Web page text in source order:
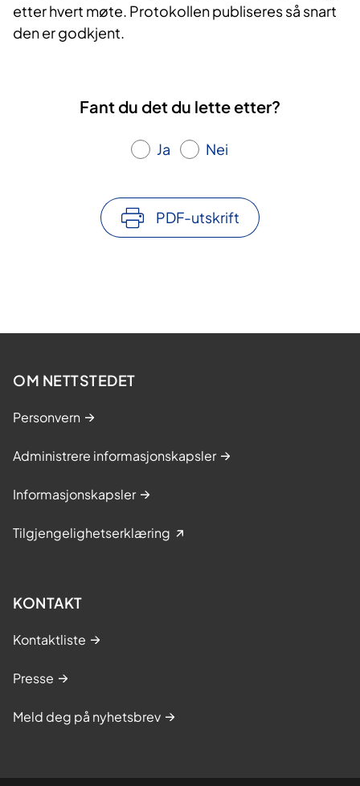
etter hvert møte. Protokollen publiseres så snart
den er godkjent.
Fant du det du lette etter?
Ja Nei
PDF-utskrift
OM NETTSTEDET
Personvern
Administrere informasjonskapsler
Informasjonskapsler
Tilgjengelighetserklæring
KONTAKT
Kontaktliste
Presse
Meld deg på nyhetsbrev